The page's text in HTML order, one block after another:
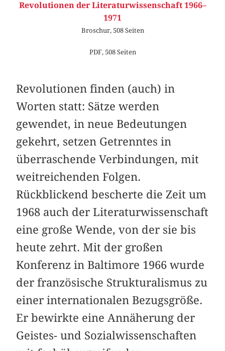
Revolutionen der Literaturwissenschaft 1966–
1971
Broschur, 508 Seiten
PDF, 508 Seiten
Revolutionen finden (auch) in
Worten statt: Sätze werden
gewendet, in neue Bedeutungen
gekehrt, setzen Getrenntes in
überraschende Verbindungen, mit
weitreichenden Folgen.
Rückblickend bescherte die Zeit um
1968 auch der Literaturwissenschaft
eine große Wende, von der sie bis
heute zehrt. Mit der großen
Konferenz in Baltimore 1966 wurde
der französische Strukturalismus zu
einer internationalen Bezugsgröße.
Er bewirkte eine Annäherung der
Geistes- und Sozialwissenschaften